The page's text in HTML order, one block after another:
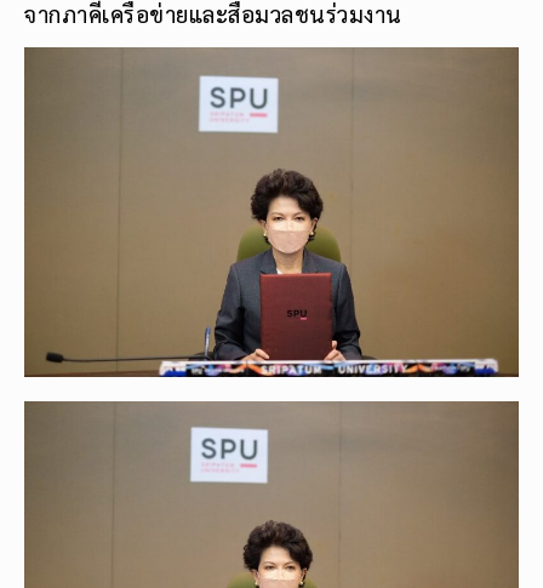
จากภาคีเครือข่ายและสื่อมวลชนร่วมงาน